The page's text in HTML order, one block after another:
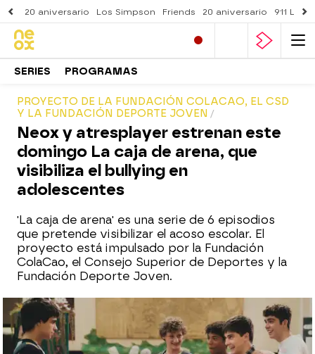
20 aniversario Los Simpson Friends 20 aniversario 911
SERIES PROGRAMAS
PROYECTO DE LA FUNDACIÓN COLACAO, EL CSD
Y LA FUNDACIÓN DEPORTE JOVEN
Neox y atresplayer estrenan este
domingo La caja de arena, que
visibiliza el bullying en
adolescentes
'La caja de arena' es una serie de 6 episodios
que pretende visibilizar el acoso escolar. El
proyecto está impulsado por la Fundación
ColaCao, el Consejo Superior de Deportes y la
Fundación Deporte Joven.